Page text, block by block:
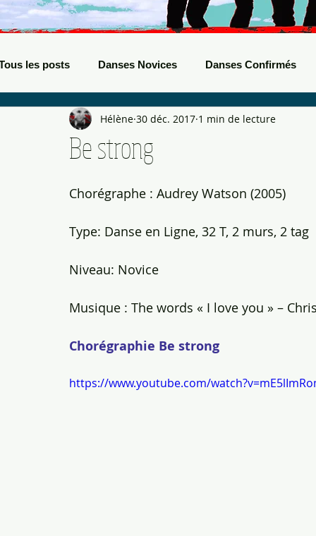
les posts Danses Novices Danses Confirmés
Danses Débutants Evènements Boots Bals de
Be strong
Hélène 30 déc. 2017 1 min de lecture
Chorégraphe : Audrey Watson (2005)
Type: Danse en Ligne, 32 T, 2 murs, 2 tag
Niveau: Novice
Musique : The words « I love you » –
Chorégraphie Be strong
https://www.youtube.com/